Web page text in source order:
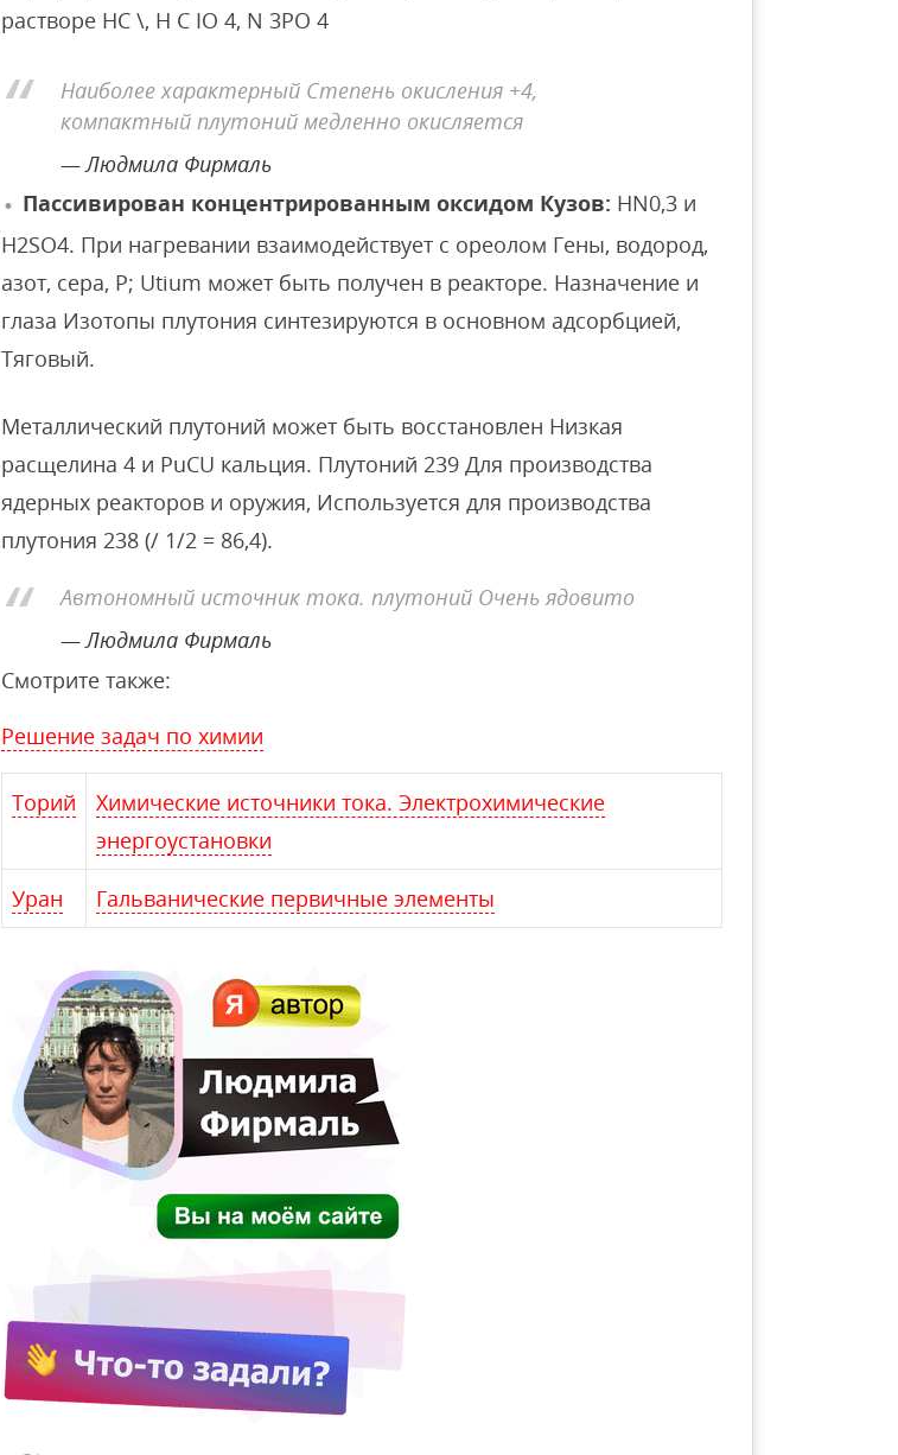
растворе HC \, H C IO 4, N 3PO 4
Наиболее характерный Степень окисления +4,
компактный плутоний медленно окисляется
Людмила Фирмаль
Пассивирован концентрированным оксидом Кузов: HN0,3 и
H2SO4. При нагревании взаимодействует с ореолом Гены, водород,
азот, сера, P; Utium может быть получен в реакторе. Назначение и
глаза Изотопы плутония синтезируются в основном адсорбцией,
Тяговый.
Металлический плутоний может быть восстановлен Низкая
расщелина 4 и PuCU кальция. Плутоний 239 Для производства
ядерных реакторов и оружия, Используется для производства
плутония 238 (/ 1/2 = 86,4).
Автономный источник тока. плутоний Очень ядовито
Людмила Фирмаль
Смотрите также:
Решение задач по химии
Торий
Химические источники тока. Электрохимические
энергоустановки
Уран Гальванические первичные элементы